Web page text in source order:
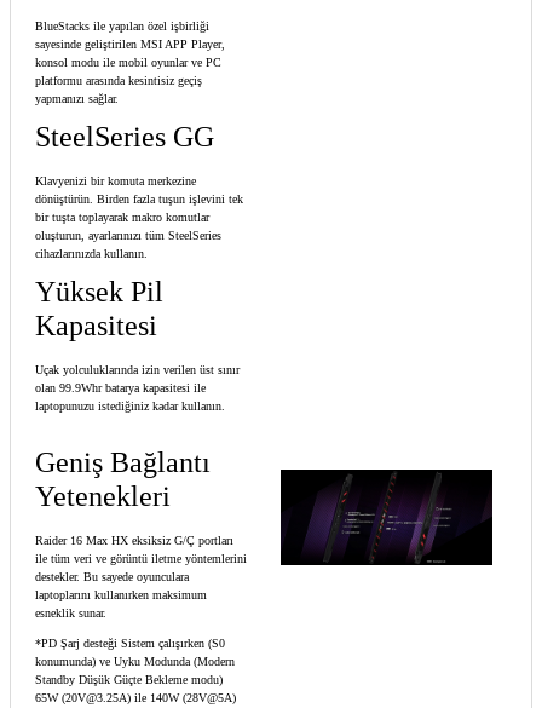
BlueStacks ile yapılan özel işbirliği
sayesinde geliştirilen MSI APP Player,
konsol modu ile mobil oyunlar ve PC
platformu arasında kesintisiz geçiş
yapmanızı sağlar.
SteelSeries GG
Klavyenizi bir komuta merkezine
dönüştürün. Birden fazla tuşun işlevini tek
bir tuşta toplayarak makro komutlar
oluşturun, ayarlarınızı tüm SteelSeries
cihazlarınızda kullanın.
Yüksek Pil
Kapasitesi
Uçak yolculuklarında izin verilen üst sınır
olan 99.9Whr batarya kapasitesi ile
laptopunuzu istediğiniz kadar kullanın.
Geniş Bağlantı
Yetenekleri
Raider 16 Max HX eksiksiz G/Ç portları
ile tüm veri ve görüntü iletme yöntemlerini
destekler. Bu sayede oyunculara
laptoplarını kullanırken maksimum
esneklik sunar.
*PD Şarj desteği Sistem çalışırken (S0
konumunda) ve Uyku Modunda (Modern
Standby Düşük Güçte Bekleme modu)
65W (20V@3.25A) ile 140W (28V@5A)